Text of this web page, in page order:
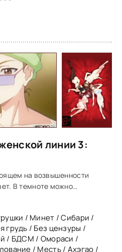
линии 3:
на возвышенности
В темноте можно
- мужчина в возрасте с
/ Минет / Сибари /
грудь / Без цензуры /
/ БДСМ / Омораси /
/ Месть / Ахэгао /